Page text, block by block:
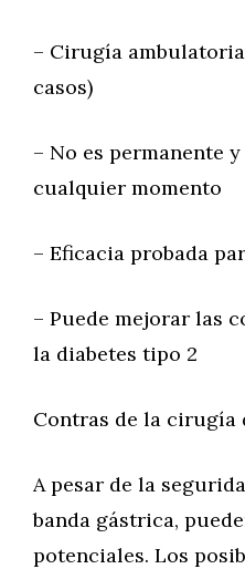
– Cirugía
casos)
– No es permanente
cualquier momento
– Eficacia probada
– Puede mejorar las
la diabetes tipo 2
Contras de la cirugía
A pesar de la
banda gástrica,
potenciales. Los